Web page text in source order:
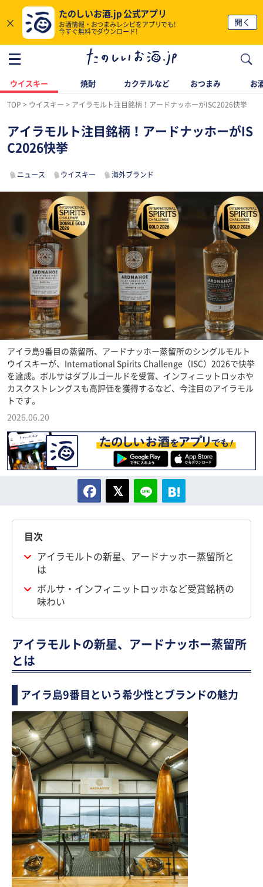
×
たのしいお酒.jp 公式アプリ
お酒情報・おつまみレシピをアプリでも!
今すぐ無料でダウンロード!
開く
ウイスキー 焼酎 カクテルなど おつまみ お
TOP ウイスキー アイラモルト注目銘柄！アードナッホーがISC2026快挙
アイラモルト注目銘柄！アードナッホーがIS
C2026快挙
ニュース ウイスキー 海外ブランド
アイラ島9番目の蒸留所、アードナッホー蒸留所のシングルモルト
ウイスキーが、International Spirits Challenge（ISC）2026で快挙
を達成。ボルサはダブルゴールドを受賞、インフィニットロッホや
カスクストレングスも高評価を獲得するなど、今注目のアイラモル
トです。
2026.06.20
目次
アイラモルトの新星、アードナッホー蒸留所と
は
ボルサ・インフィニットロッホなど受賞銘柄の
味わい
アイラモルトの新星、アードナッホー蒸留所
とは
アイラ島9番目という希少性とブランドの魅力